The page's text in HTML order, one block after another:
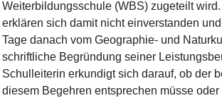
Weiterbildungsschule (WBS) zugeteilt
erklären sich damit nicht einverstanden
Tage danach vom Geographie- und
schriftliche Begründung seiner
Schulleiterin erkundigt sich darauf, ob der
diesem Begehren entsprechen müsse